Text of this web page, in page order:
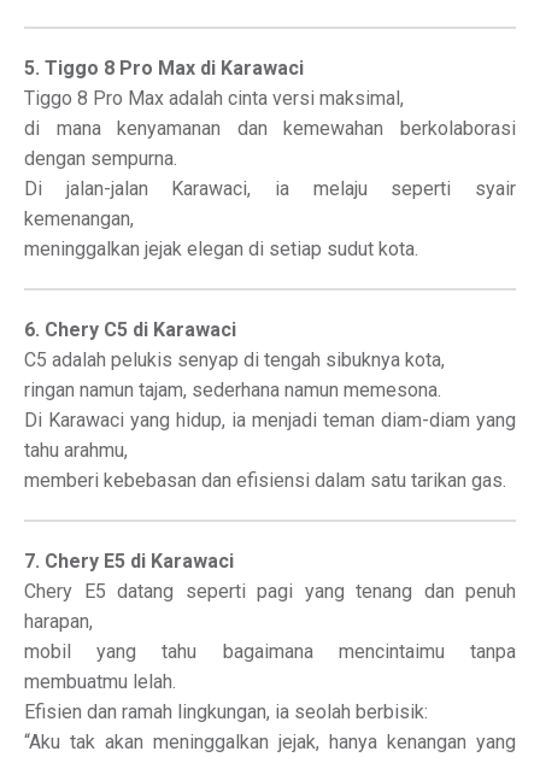
5. Tiggo 8 Pro Max di Karawaci
Tiggo 8 Pro Max adalah cinta versi maksimal,
di mana kenyamanan dan kemewahan berkolaborasi
dengan sempurna.
Di jalan-jalan Karawaci, ia melaju seperti syair
kemenangan,
meninggalkan jejak elegan di setiap sudut kota.
6. Chery C5 di Karawaci
C5 adalah pelukis senyap di tengah sibuknya kota,
ringan namun tajam, sederhana namun memesona.
Di Karawaci yang hidup, ia menjadi teman diam-diam yang
tahu arahmu,
memberi kebebasan dan efisiensi dalam satu tarikan gas.
7. Chery E5 di Karawaci
Chery E5 datang seperti pagi yang tenang dan penuh
harapan,
mobil yang tahu bagaimana mencintaimu tanpa
membuatmu lelah.
Efisien dan ramah lingkungan, ia seolah berbisik:
“Aku tak akan meninggalkan jejak, hanya kenangan yang